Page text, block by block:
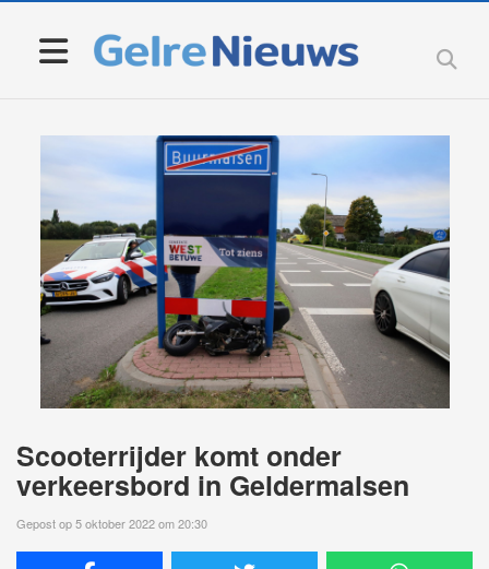
Scooterrijder komt onder
verkeersbord in Geldermalsen
Gepost op 5 oktober 2022 om 20:30